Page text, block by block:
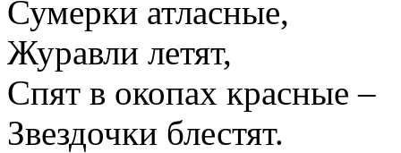
Сумерки атласные,
Журавли летят,
Спят в окопах красные –
Звездочки блестят.